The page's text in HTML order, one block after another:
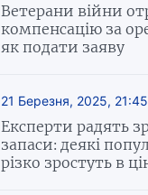
Ветерани війни
компенсацію за
як подати заяву
21 Березня, 2025, 21:45
Експерти радять
запаси: деякі
різко зростуть в